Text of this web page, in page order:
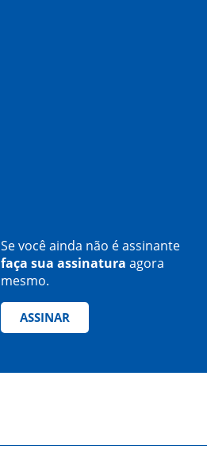
Se você ainda não é assinante
faça sua assinatura agora
mesmo.
ASSINAR